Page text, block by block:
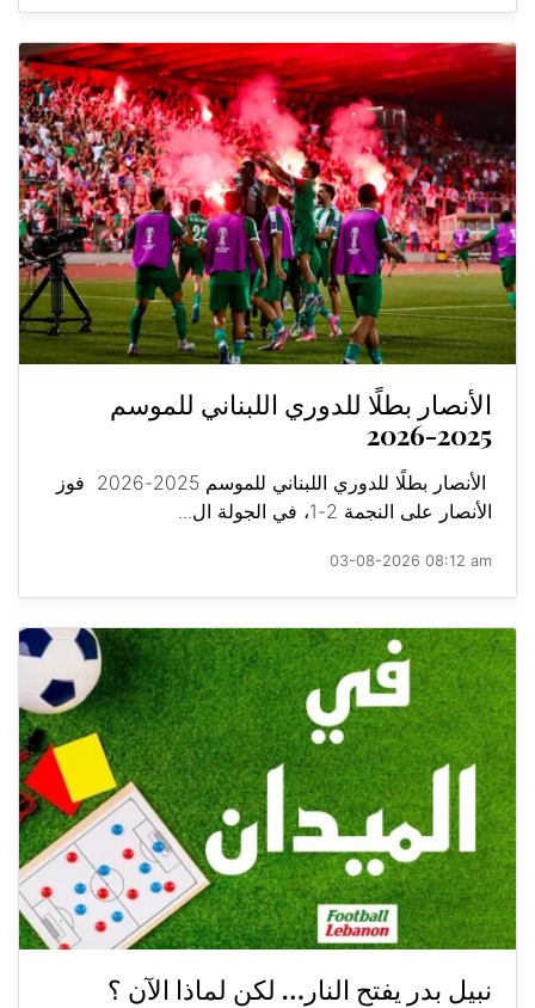
الأنصار بطلًا للدوري اللبناني للموسم
2025-2026
الأنصار بطلًا للدوري اللبناني للموسم 2025-2026 فوز
الأنصار على النجمة 2-1، في الجولة ال...
03-08-2026 08:12 am
نبيل بدر يفتح النار… لكن لماذا الآن ؟